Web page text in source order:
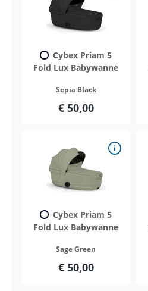
Cybex Priam 5
Fold Lux Babywanne
Sepia Black
€ 50,00
Cybex Priam 5
Fold Lux Babywanne
Sage Green
€ 50,00